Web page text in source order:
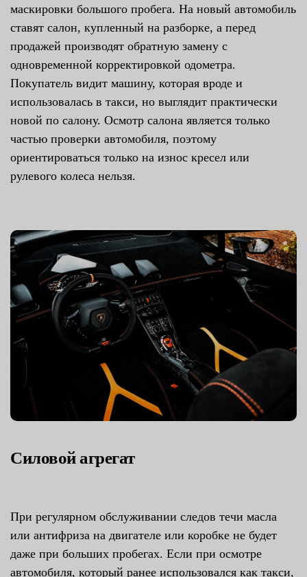
маскировки большого пробега. На новый автомобиль
ставят салон, купленный на разборке, а перед
продажей производят обратную замену с
одновременной корректировкой одометра.
Покупатель видит машину, которая вроде и
использовалась в такси, но выглядит практически
новой по салону. Осмотр салона является только
частью проверки автомобиля, поэтому
ориентироваться только на износ кресел или
рулевого колеса нельзя.
Силовой агрегат
При регулярном обслуживании следов течи масла
или антифриза на двигателе или коробке не будет
даже при больших пробегах. Если при осмотре
автомобиля, который ранее использовался как такси,